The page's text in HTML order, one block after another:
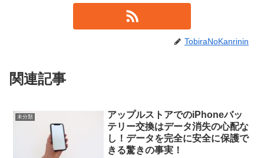
TobiraNoKanrinin
関連記事
未分類
アップルストアでのiPhoneバッ
テリー交換はデータ消失の心配な
し！データを完全に安全に保護で
きる驚きの事実！